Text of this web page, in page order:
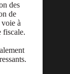
des
de
à
fiscale.